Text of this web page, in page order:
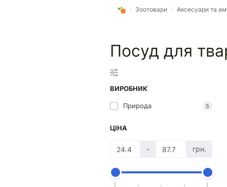
/ Зоотовари / Аксесуари та
Посуд для
ВИРОБНИК
Природа 5
ЦІНА
- грн.